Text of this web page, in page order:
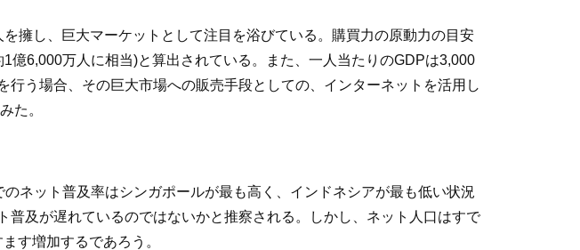
擁し、巨大マーケットとして注目を浴びている。購買力の原動力の目安
6,000万人に相当)と算出されている。また、一人当たりのGDPは3,000
う場合、その巨大市場への販売手段としての、インターネットを活用し
た。
ネット普及率はシンガポールが最も高く、インドネシアが最も低い状況
及が遅れているのではないかと推察される。しかし、ネット人口はすで
す増加するであろう。